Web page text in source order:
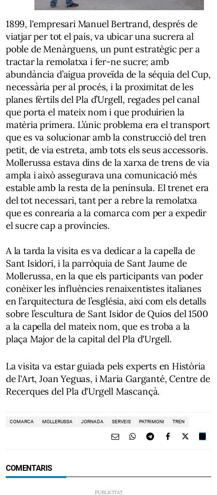
1899, l'empresari Manuel Bertrand, després de
viatjar per tot el país, va ubicar una sucrera al
poble de Menàrguens, un punt estratègic per a
tractar la remolatxa i fer-ne sucre; amb
abundància d’aigua proveïda de la séquia del Cup,
necessària per al procés, i la proximitat de les
planes fèrtils del Pla d’Urgell, regades pel canal
que porta el mateix nom i que produirien la
matèria primera. L’únic problema era el transport
que es va solucionar amb la construcció del tren
petit, de via estreta, amb tots els seus accessoris.
Mollerussa estava dins de la xarxa de trens de via
ampla i això assegurava una comunicació més
estable amb la resta de la península. El trenet era
del tot necessari, tant per a rebre la remolatxa
que es conrearia a la comarca com per a expedir
el sucre cap a províncies.
A la tarda la visita es va dedicar a la capella de
Sant Isidori, i la parròquia de Sant Jaume de
Mollerussa, en la que els participants van poder
conèixer les influències renaixentistes italianes
en l’arquitectura de l’església, així com els detalls
sobre l’escultura de Sant Isidor de Quios del 1500
a la capella del mateix nom, que es troba a la
plaça Major de la capital del Pla d'Urgell.
La visita va estar guiada pels experts en Història
de l'Art, Joan Yeguas, i Maria Garganté, Centre de
Recerques del Pla d'Urgell Mascançà.
COMARCA MOLLERUSSA JORNADA SERVEIS PATRIMONI TREN
COMENTARIS